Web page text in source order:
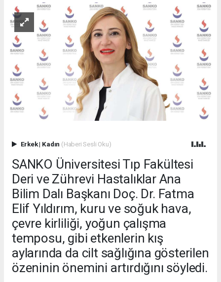
Erkek| Kadın (Haberi Sesli Oku)
SANKO Üniversitesi Tıp Fakültesi
Deri ve Zührevi Hastalıklar Ana
Bilim Dalı Başkanı Doç. Dr. Fatma
Elif Yıldırım, kuru ve soğuk hava,
çevre kirliliği, yoğun çalışma
temposu, gibi etkenlerin kış
aylarında da cilt sağlığına gösterilen
özeninin önemini artırdığını söyledi.